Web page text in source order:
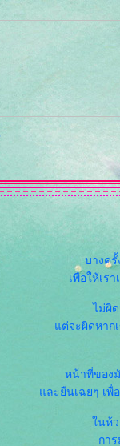
บางครั้
เพื่อให้เร
ไม่ผิ
ต่จะผิดหาก
หน้าที่ของ
ละยืนเฉยๆ เพื่
นห้ว
กา